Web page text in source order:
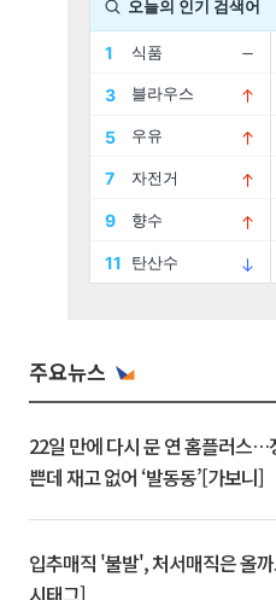
주요뉴스
22일 만에 다시 문 연 홈플러스…
쁜데 재고 없어 ‘발동동’[가보니]
입추매직 '불발', 처서매직은 올
시태그]